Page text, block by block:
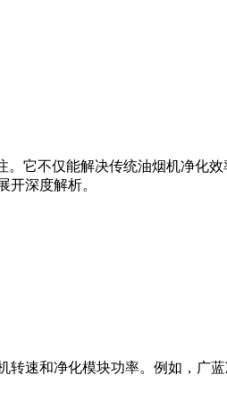
它不仅能解决传统油烟机净化
深度解析。
速和净化模块功率。例如，广